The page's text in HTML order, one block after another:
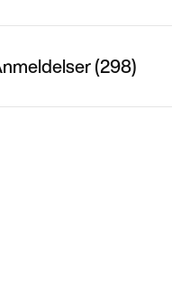
(298)